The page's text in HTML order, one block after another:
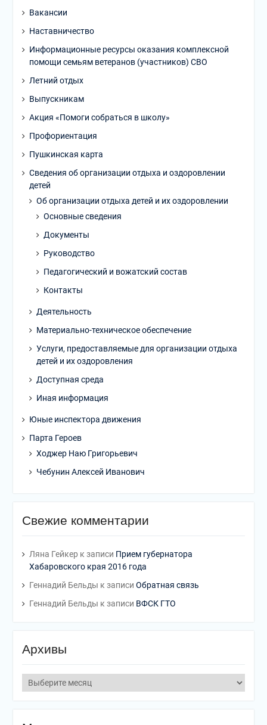
Вакансии
Наставничество
Информационные ресурсы оказания комплексной
помощи семьям ветеранов (участников) СВО
Летний отдых
Выпускникам
Акция «Помоги собраться в школу»
Профориентация
Пушкинская карта
Сведения об организации отдыха и оздоровлении
детей
Об организации отдыха детей и их оздоровлении
Основные сведения
Документы
Руководство
Педагогический и вожатский состав
Контакты
Деятельность
Материально-техническое обеспечение
Услуги, предоставляемые для организации отдыха
детей и их оздоровления
Доступная среда
Иная информация
Юные инспектора движения
Парта Героев
Ходжер Наю Григорьевич
Чебунин Алексей Иванович
Свежие комментарии
Ляна Гейкер к записи Прием губернатора
Хабаровского края 2016 года
Геннадий Бельды к записи Обратная связь
Геннадий Бельды к записи ВФСК ГТО
Архивы